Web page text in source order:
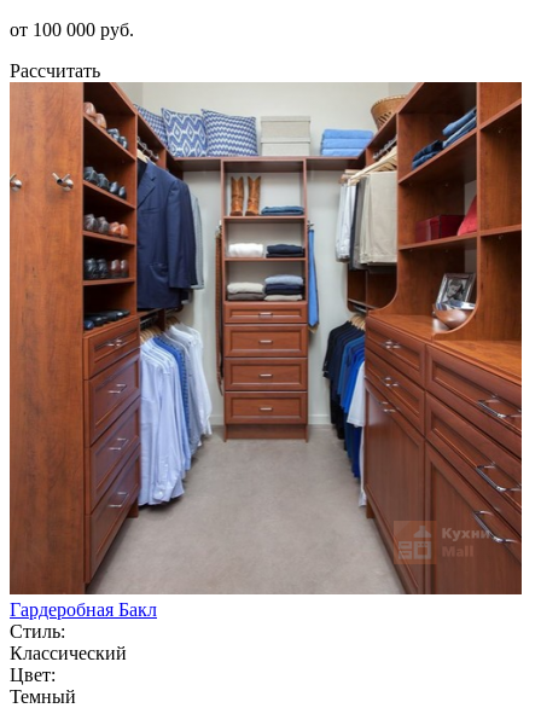
от 100 000 руб.
Рассчитать
Гардеробная Бакл
Стиль:
Классический
Цвет:
Темный